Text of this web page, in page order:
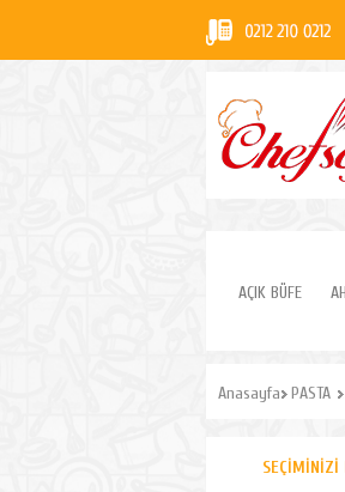
AÇIK BÜFE
Anasayfa PASTA
SEÇIMINIZI